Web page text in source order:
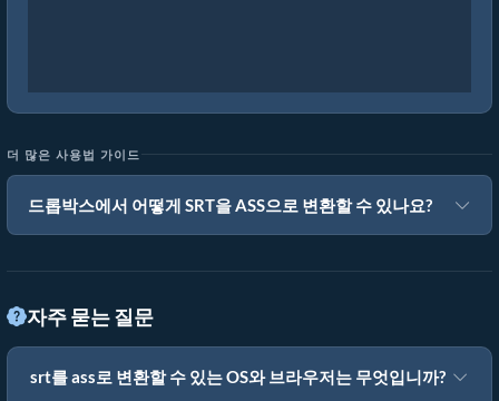
더 많은 사용법 가이드
드롭박스에서 어떻게 SRT을 ASS으로 변환할 수 있나요?
자주 묻는 질문
srt를 ass로 변환할 수 있는 OS와 브라우저는 무엇입니까?